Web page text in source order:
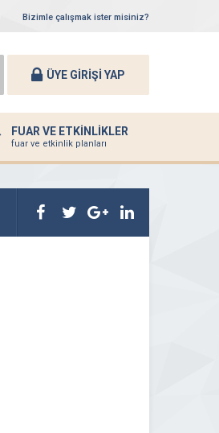
Bizimle çalışmak ister misiniz?
ÜYE GİRİŞİ YAP
FUAR VE ETKİNLİKLER
fuar ve etkinlik planları